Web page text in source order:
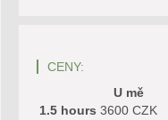
CENY:
U mě
1.5 hours 3600 CZK